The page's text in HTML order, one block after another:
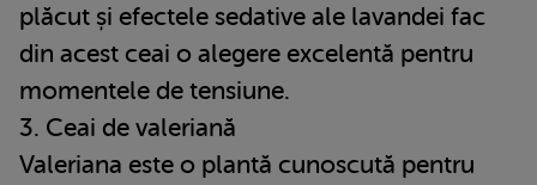
plăcut și efectele sedative ale lavandei fac
din acest ceai o alegere excelentă pentru
momentele de tensiune.
3. Ceai de valeriană
Valeriana este o plantă cunoscută pentru